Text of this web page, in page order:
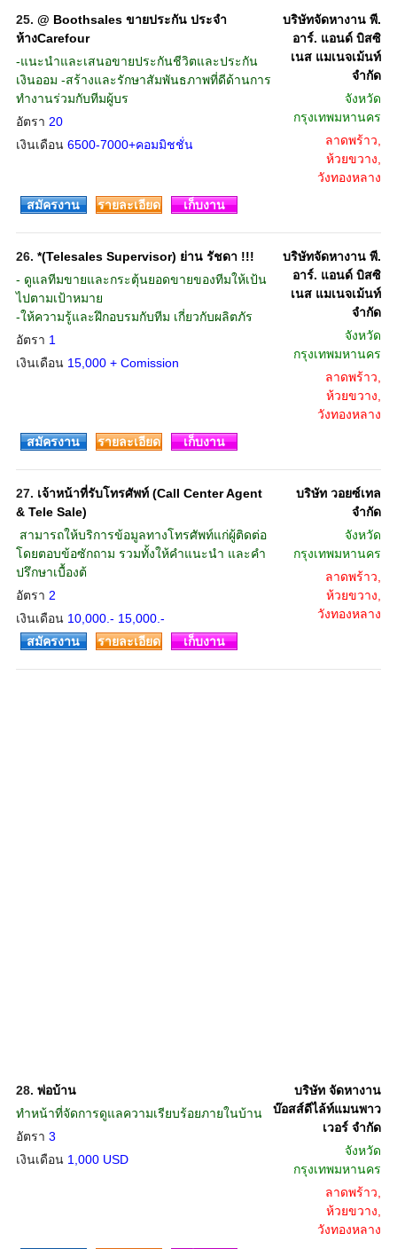
25. @ Boothsales ขายประกัน ประจำ
ห้างCarefour
-แนะนำและเสนอขายประกันชีวิตและประกัน
เงินออม -สร้างและรักษาสัมพันธภาพที่ดีด้านการ
ทำงานร่วมกับทีมผู้บร
อัตรา 20
เงินเดือน 6500-7000+คอมมิชชั่น
บริษัทจัดหางาน พี.
อาร์. แอนด์ บิสซิ
เนส แมเนจเม้นท์
จำกัด
จังหวัด
กรุงเทพมหานคร
ลาดพร้าว,
ห้วยขวาง,
วังทองหลาง
สมัครงาน
รายละเอียด เก็บงาน
26. *(Telesales Supervisor) ย่าน รัชดา !!!
- ดูแลทีมขายและกระตุ้นยอดขายของทีมให้เป้น
ไปตามเป้าหมาย
-ให้ความรู้และฝึกอบรมกับทีม เกี่ยวกับผลิตภัร
อัตรา 1
เงินเดือน 15,000 + Comission
บริษัทจัดหางาน พี.
อาร์. แอนด์ บิสซิ
เนส แมเนจเม้นท์
จำกัด
จังหวัด
กรุงเทพมหานคร
ลาดพร้าว,
ห้วยขวาง,
วังทองหลาง
สมัครงาน
รายละเอียด เก็บงาน
27. เจ้าหน้าที่รับโทรศัพท์ (Call Center Agent
& Tele Sale)
 สามารถให้บริการข้อมูลทางโทรศัพท์แก่ผู้ติดต่อ
โดยตอบข้อซักถาม รวมทั้งให้คำแนะนำ และคำ
ปรึกษาเบื้องต้
อัตรา 2
เงินเดือน 10,000.- 15,000.-
บริษัท วอยซ์เทล
จำกัด
จังหวัด
กรุงเทพมหานคร
ลาดพร้าว,
ห้วยขวาง,
วังทองหลาง
สมัครงาน
รายละเอียด เก็บงาน
28. พ่อบ้าน
ทำหน้าที่จัดการดูแลความเรียบร้อยภายในบ้าน
อัตรา 3
เงินเดือน 1,000 USD
บริษัท จัดหางาน
บ๊อสส์ดีไล้ท์แมนพาว
เวอร์ จำกัด
จังหวัด
กรุงเทพมหานคร
ลาดพร้าว,
ห้วยขวาง,
วังทองหลาง